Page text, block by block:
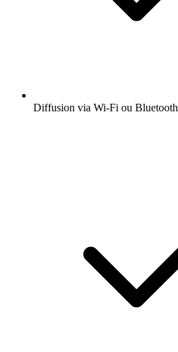
Diffusion via Wi-Fi ou Bluetooth